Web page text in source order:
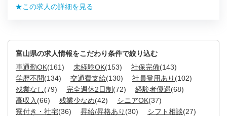
★この求人の詳細を見る
富山県の求人情報をこだわり条件で絞り込む
車通勤OK(161) 未経験OK(153) 社保完備(143)
学歴不問(134) 交通費支給(130) 社員登用あり (102)
残業なし(79) 完全週休2日制 (72) 経験者優遇(68)
高収入 (66) 残業少なめ(42) シニアOK(37)
寮付き・社宅(36) 昇給/昇格あり (30) シフト相談(27)